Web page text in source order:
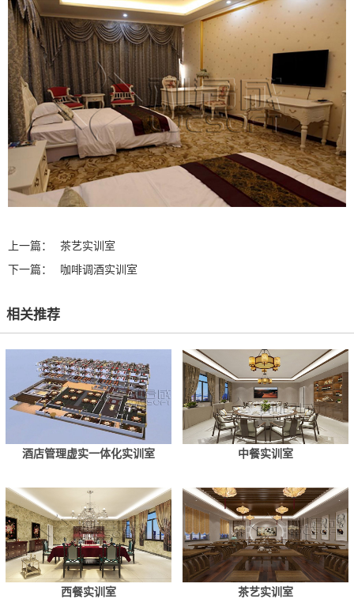
上一篇：
茶艺实训室
下一篇：
咖啡调酒实训室
相关推荐
酒店管理虚实一体化实训室 中餐实训室
西餐实训室 茶艺实训室